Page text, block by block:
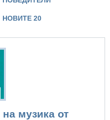
НОВИТЕ 20
музика от